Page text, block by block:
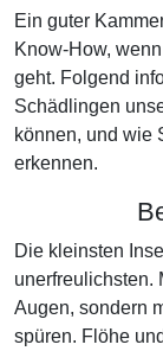
Ein guter
Know-How,
geht. Folgend
Schädlingen
können, und wie
erkennen.
Die kleinsten
unerfreulichsten.
Augen, sondern
spüren. Flöhe